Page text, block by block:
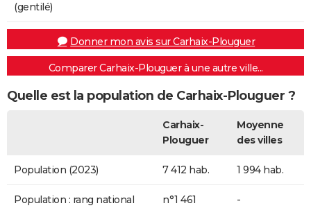
(gentilé)
Donner mon avis sur Carhaix-Plouguer
Comparer Carhaix-Plouguer à une autre ville...
Quelle est la population de Carhaix-Plouguer ?
Carhaix-
Plouguer
Moyenne
des villes
Population (2023) 7 412 hab. 1 994 hab.
Population : rang national
n°1 461 -